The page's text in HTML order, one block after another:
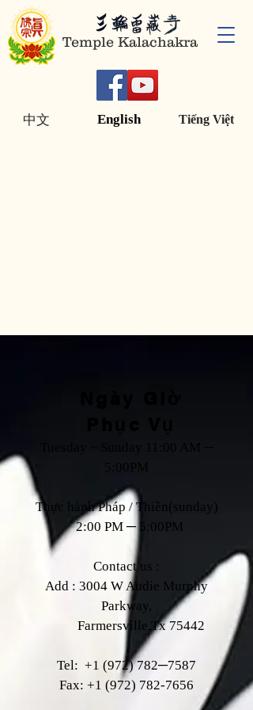
Temple Kalachakra
English Tiếng Việt
中文
5:00PM
Thực hành Pháp / Thiền(sunday)
2:00 PM ─ 5:00PM
Contact us :
Add : 3004 W Audie Murphy
Parkway,
Farmersville,Tx 75442
Tel: +1 (972) 782─7587
Fax: +1 (972) 782-7656